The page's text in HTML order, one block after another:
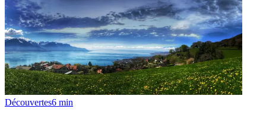
Découvertes6 min